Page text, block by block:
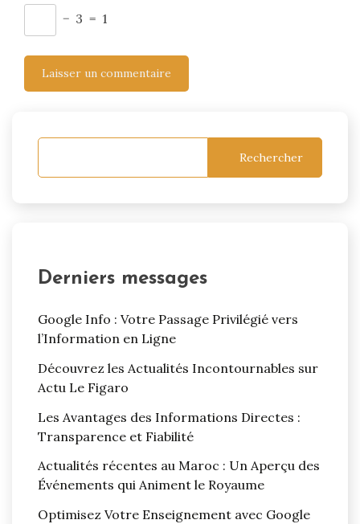
− 3 = 1
Rechercher
Derniers messages
Google Info : Votre Passage Privilégié vers
l’Information en Ligne
Découvrez les Actualités Incontournables sur
Actu Le Figaro
Les Avantages des Informations Directes :
Transparence et Fiabilité
Actualités récentes au Maroc : Un Aperçu des
Événements qui Animent le Royaume
Optimisez Votre Enseignement avec Google